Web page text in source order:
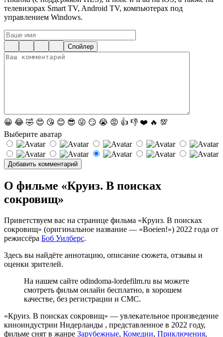
телевизорах Smart TV, Android TV, компьютерах под
управлением Windows.
Спойлер
😀 😂 🤣 😍 😘 😊 😎 😜 😏 😭 😡 👍 👎 ❤️ 🔥 💯
Выберите аватар
О фильме «Круиз. В поисках
сокровищ»
Приветствуем вас на странице фильма «Круиз. В поисках
сокровищ» (оригинальное название — «Boeien!») 2022 года от
режиссёра Боб Уилберс.
Здесь вы найдёте аннотацию, описание сюжета, отзывы и
оценки зрителей.
На нашем сайте odindoma-lordefilm.ru вы можете
смотреть фильм онлайн бесплатно, в хорошем
качестве, без регистрации и СМС.
«Круиз. В поисках сокровищ» — увлекательное произведение
киноиндустрии Нидерланды , представленное в 2022 году,
фильме снят в жанре Зарубежные, Комедии, Приключения,